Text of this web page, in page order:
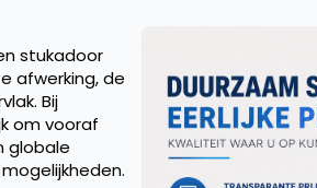
stukadoor
afwerking, de
Bij
om vooraf
globale